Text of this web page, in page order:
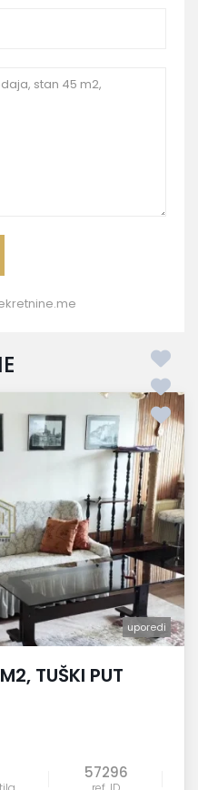
uporedi
TUŠKI PUT
57296